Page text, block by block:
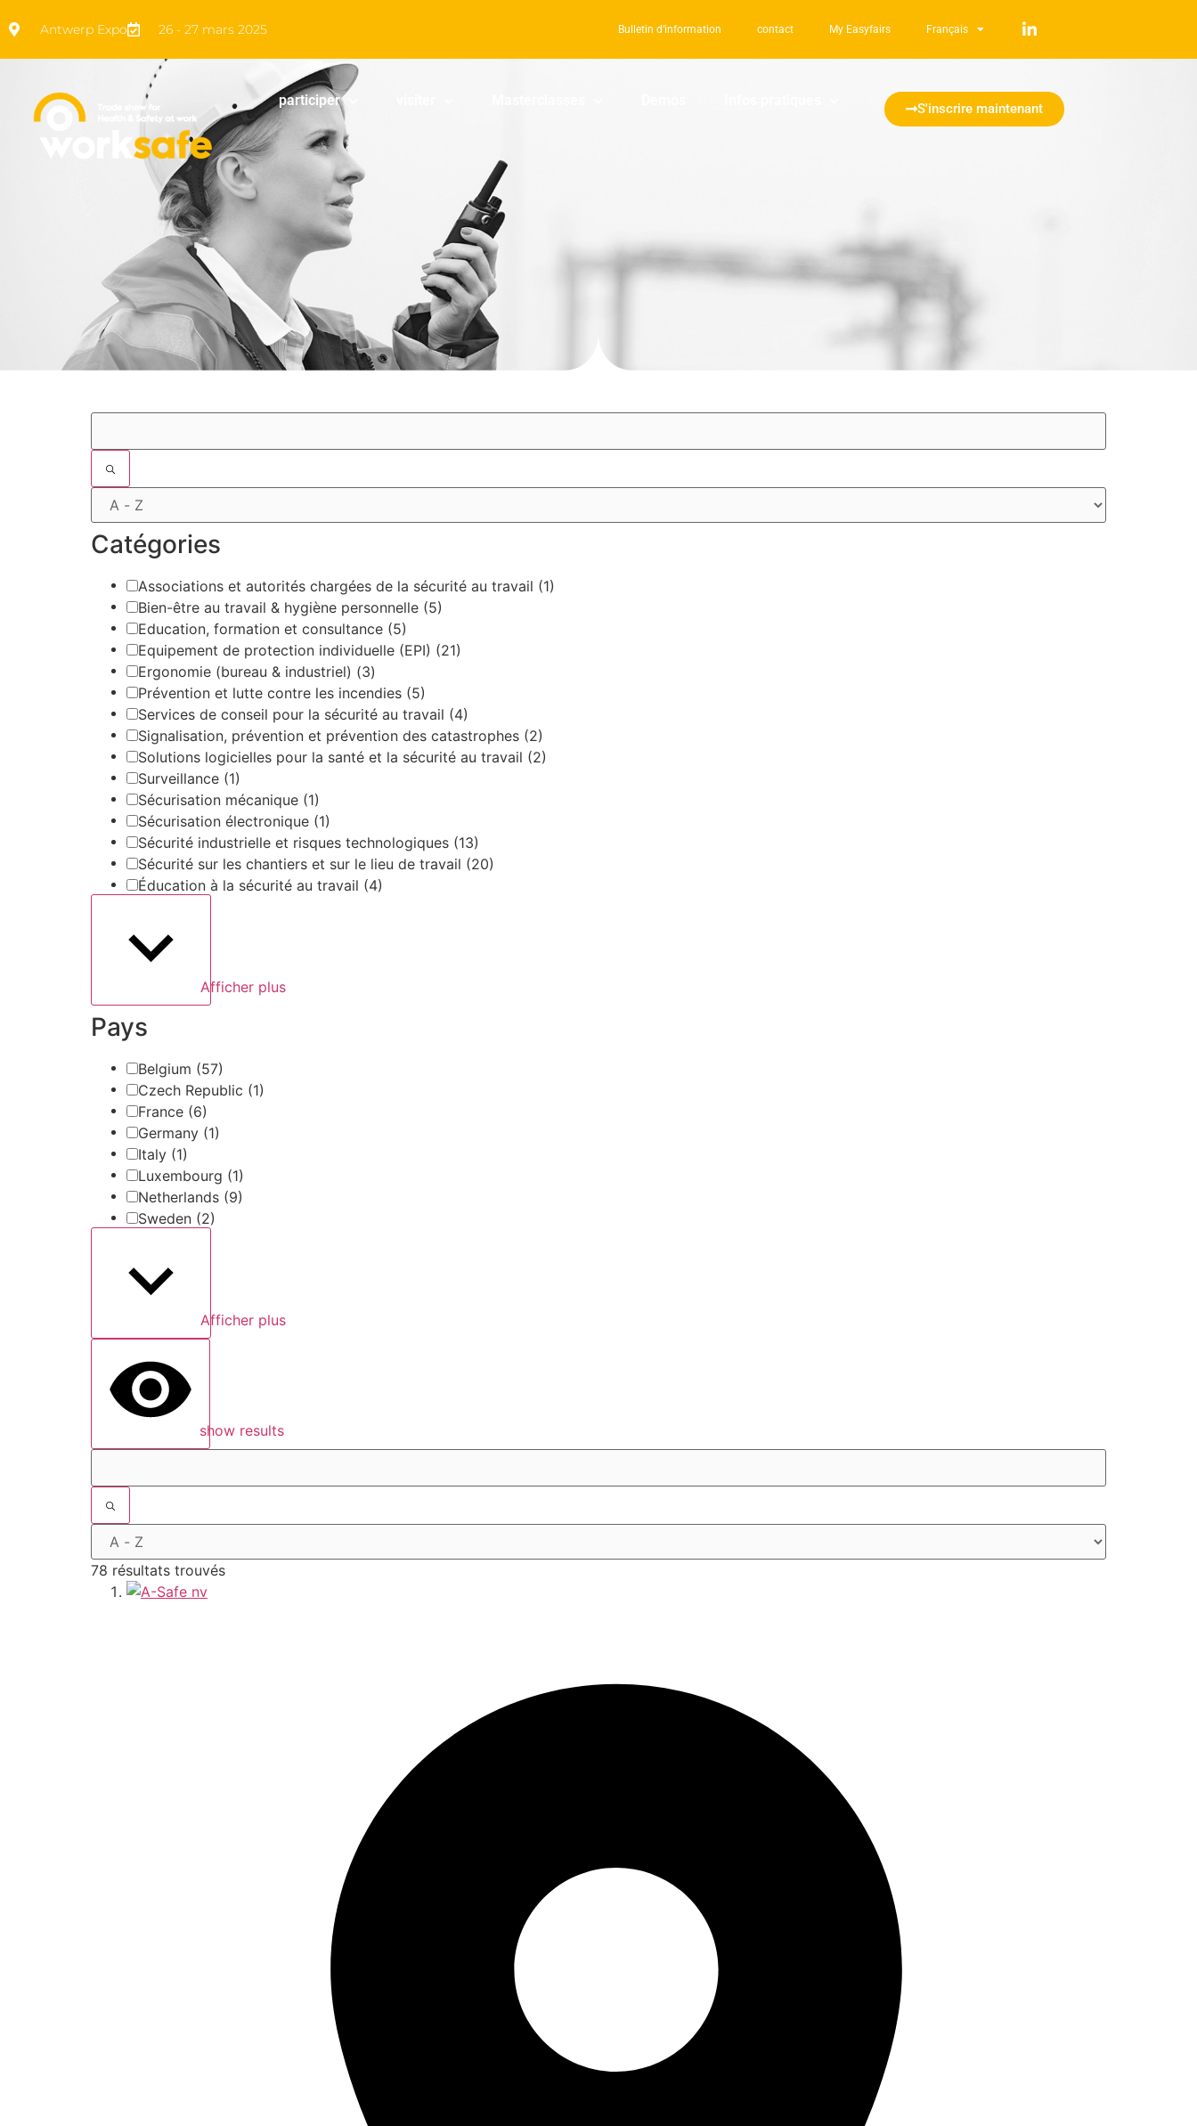
Antwerp Expo 26 - 27 mars 2025 Bulletin d’information contact My Easyfairs Français
participer S'inscrire maintenant
Catégories
Associations et autorités chargées de la sécurité au travail (1)
Bien-être au travail & hygiène personnelle (5)
Education, formation et consultance (5)
Equipement de protection individuelle (EPI) (21)
Ergonomie (bureau & industriel) (3)
Prévention et lutte contre les incendies (5)
Services de conseil pour la sécurité au travail (4)
Signalisation, prévention et prévention des catastrophes (2)
Solutions logicielles pour la santé et la sécurité au travail (2)
Surveillance (1)
Sécurisation mécanique (1)
Sécurisation électronique (1)
Sécurité industrielle et risques technologiques (13)
Sécurité sur les chantiers et sur le lieu de travail (20)
Éducation à la sécurité au travail (4)
Afficher plus
Pays
Belgium (57)
Czech Republic (1)
France (6)
Germany (1)
Italy (1)
Luxembourg (1)
Netherlands (9)
Sweden (2)
Afficher plus
show results
78 résultats trouvés